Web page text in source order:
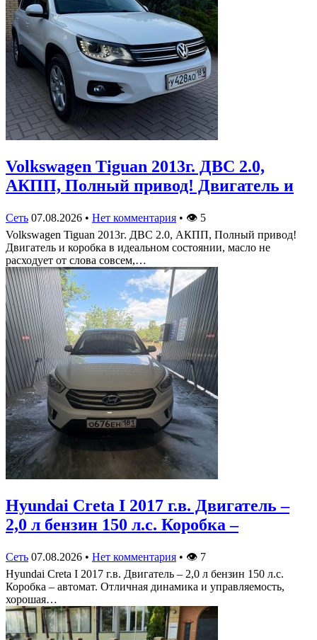
Volkswagen Tiguan 2013г. ДВС 2.0,
АКПП, Полный привод! Двигатель и
Сеть 07.08.2026 • Нет комментария • 👁 5
Volkswagen Tiguan 2013г. ДВС 2.0, АКПП, Полный привод!
Двигатель и коробка в идеальном состоянии, масло не
расходует от слова совсем,…
Hyundai Creta I 2017 г.в. Двигатель –
2,0 л бензин 150 л.с. Коробка –
Сеть 07.08.2026 • Нет комментария • 👁 7
Hyundai Creta I 2017 г.в. Двигатель – 2,0 л бензин 150 л.с.
Коробка – автомат. Отличная динамика и управляемость,
хорошая…